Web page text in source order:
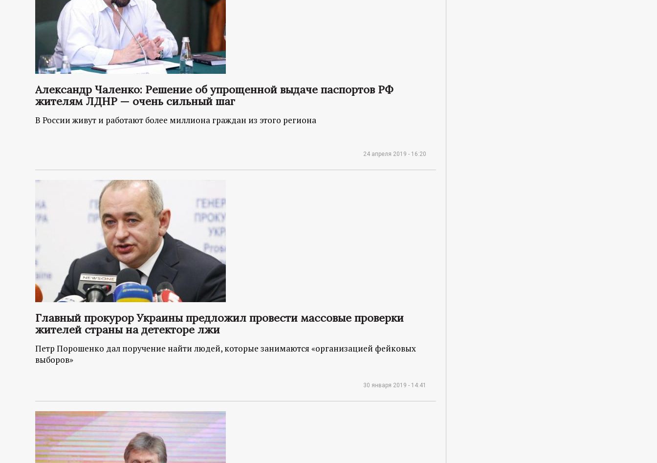
Александр Чаленко: Решение об упрощенной выдаче паспортов РФ
жителям ЛДНР — очень сильный шаг
В России живут и работают более миллиона граждан из этого региона
24 апреля 2019 - 16:20
Главный прокурор Украины предложил провести массовые проверки
жителей страны на детекторе лжи
Петр Порошенко дал поручение найти людей, которые занимаются «организацией фейковых
выборов»
30 января 2019 - 14:41